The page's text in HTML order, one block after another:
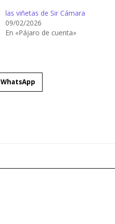
las viñetas de Sir Cámara
09/02/2026
En «Pájaro de cuenta»
WhatsApp